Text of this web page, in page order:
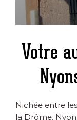
Votre
Nichée entre
la Drôme,